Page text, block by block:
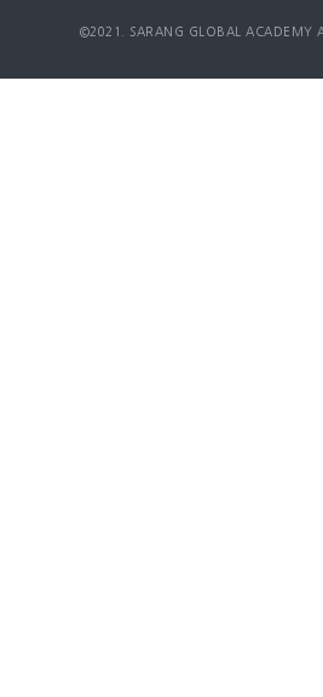
©2021. SARANG GLOBAL ACADEMY